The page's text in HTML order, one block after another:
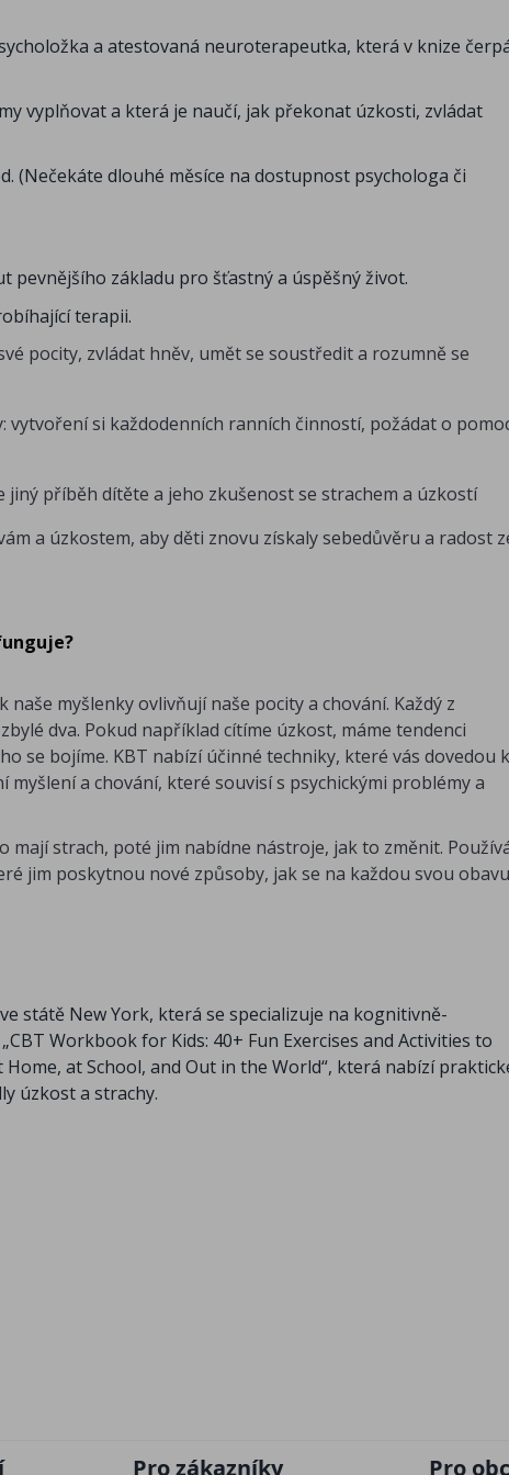
a atestovaná neuroterapeutka, která v knize
vyplňovat a která je naučí, jak překonat úzkosti, zvládat
(Nečekáte dlouhé měsíce na dostupnost psychologa či
pevnějšího základu pro šťastný a úspěšný život.
terapii.
pocity, zvládat hněv, umět se soustředit a rozumně se
vytvoření si každodenních ranních činností, požádat o
jiný příběh dítěte a jeho zkušenost se strachem a úzkostí
a úzkostem, aby děti znovu získaly sebedůvěru a radost
myšlenky ovlivňují naše pocity a chování. Každý z
dva. Pokud například cítíme úzkost, máme tendenci
se bojíme. KBT nabízí účinné techniky, které vás dovedou
a chování, které souvisí s psychickými problémy a
mají strach, poté jim nabídne nástroje, jak to změnit.
jim poskytnou nové způsoby, jak se na každou svou obavu
státě New York, která se specializuje na kognitivně-
Workbook for Kids: 40+ Fun Exercises and Activities to
at School, and Out in the World“, která nabízí
úzkost a strachy.
Pro zákazníky Pro